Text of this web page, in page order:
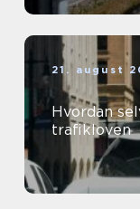
21. august
Hvordan
trafikloven